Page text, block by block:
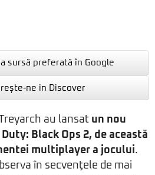
sursă preferată în Google
ne in Discover
au lansat un nou
Black Ops 2, de această
multiplayer a jocului.
în secvenţele de mai